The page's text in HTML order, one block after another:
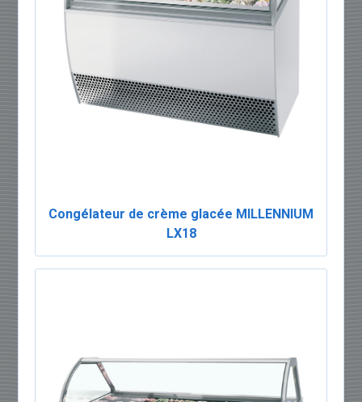
Congélateur de crème glacée MILLENNIUM
LX18